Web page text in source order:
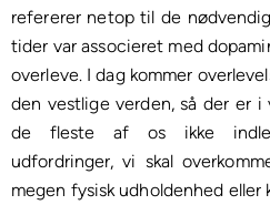
refererer netop til de
tider var associeret med
overleve. I dag kommer
den vestlige verden, så der er
de fleste af os ikke
udfordringer, vi skal
megen fysisk udholdenhed eller